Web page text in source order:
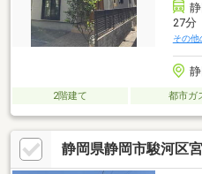
27分
その他
2階建て 都市ガ
静岡県静岡市駿河区